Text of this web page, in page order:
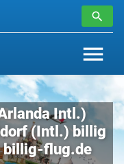
Intl.)
(Intl.) billig
billig-flug.de